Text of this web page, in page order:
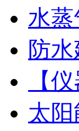
水
防
【
太